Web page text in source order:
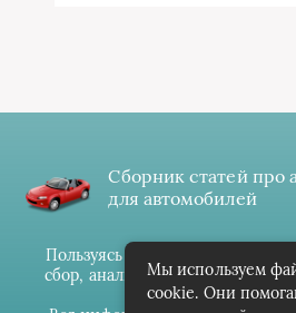
Сборник статей про
для автомобилей
Пользуясь данным ресурсом вы
сбор, анализ и хранение своих
согласно
Мы используем
cookie. Они